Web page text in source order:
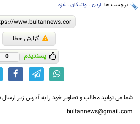
برچسب ها: اردن ، واتیکان ، غزه
گزارش خطا
پسندیدم 0
شما می توانید مطالب و تصاویر خود را به آدرس زیر ارسال
bultannews@gmail.com